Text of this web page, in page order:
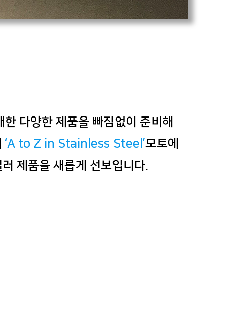
다양한 제품을 빠짐없이 준비해
‘A to Z in Stainless Steel’모토에
제품을 새롭게 선보입니다.